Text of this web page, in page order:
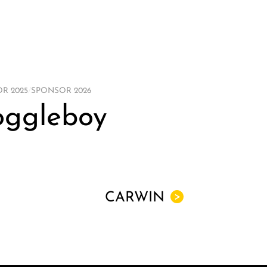
2025 SPONSOR 2026
>
CARWIN